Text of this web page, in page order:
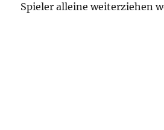
Spieler alleine weiterziehen